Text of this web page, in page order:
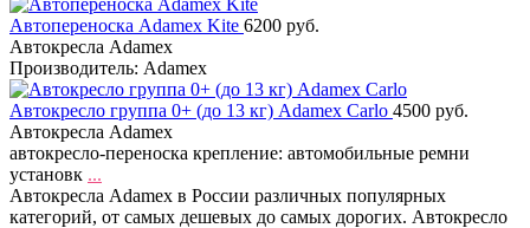
Автопереноска Adamex Kite 6200 руб.
Автокресла Adamex
Производитель: Adamex
Автокресло группа 0+ (до 13 кг) Adamex Carlo 4500 руб.
Автокресла Adamex
автокресло-переноска крепление: автомобильные ремни
установк ...
Автокресла Adamex в России различных популярных
категорий, от самых дешевых до самых дорогих. Автокресло